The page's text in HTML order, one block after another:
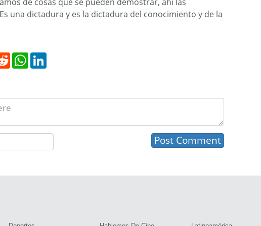
una dictadura y es la dictadura del conocimiento y de la
RedditWhatsApp